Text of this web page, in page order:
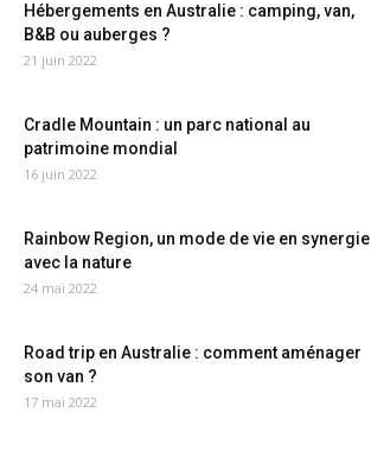
Hébergements en Australie : camping, van,
B&B ou auberges ?
21 juin 2022
Cradle Mountain : un parc national au
patrimoine mondial
16 juin 2022
Rainbow Region, un mode de vie en synergie
avec la nature
24 mai 2022
Road trip en Australie : comment aménager
son van ?
17 mai 2022